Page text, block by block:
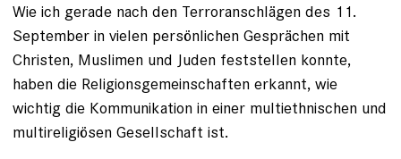
Wie ich gerade nach den Terroranschlägen des 11.
September in vielen persönlichen Gesprächen mit
Christen, Muslimen und Juden feststellen konnte,
haben die Religionsgemeinschaften erkannt, wie
wichtig die Kommunikation in einer multiethnischen und
multireligiösen Gesellschaft ist.